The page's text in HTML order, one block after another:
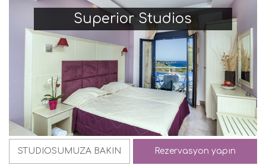
Superior Studios
STUDIOSUMUZA BAKIN Rezervasyon yapın